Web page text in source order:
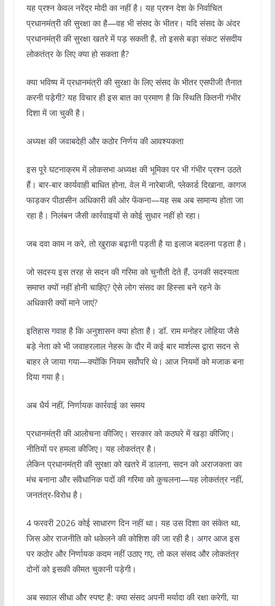
यह प्रश्न केवल नरेंद्र मोदी का नहीं है। यह प्रश्न देश के निर्वाचित
प्रधानमंत्री की सुरक्षा का है—वह भी संसद के भीतर। यदि संसद के अंदर
प्रधानमंत्री की सुरक्षा खतरे में पड़ सकती है, तो इससे बड़ा संकट संसदीय
लोकतंत्र के लिए क्या हो सकता है?
क्या भविष्य में प्रधानमंत्री की सुरक्षा के लिए संसद के भीतर एसपीजी तैनात
करनी पड़ेगी? यह विचार ही इस बात का प्रमाण है कि स्थिति कितनी गंभीर
दिशा में जा चुकी है।
अध्यक्ष की जवाबदेही और कठोर निर्णय की आवश्यकता
इस पूरे घटनाक्रम में लोकसभा अध्यक्ष की भूमिका पर भी गंभीर प्रश्न उठते
हैं। बार-बार कार्यवाही बाधित होना, वेल में नारेबाजी, प्लेकार्ड दिखाना, कागज
फाड़कर पीठासीन अधिकारी की ओर फेंकना—यह सब अब सामान्य होता जा
रहा है। निलंबन जैसी कार्रवाइयों से कोई सुधार नहीं हो रहा।
जब दवा काम न करे, तो खुराक बढ़ानी पड़ती है या इलाज बदलना पड़ता है।
जो सदस्य इस तरह से सदन की गरिमा को चुनौती देते हैं, उनकी सदस्यता
समाप्त क्यों नहीं होनी चाहिए? ऐसे लोग संसद का हिस्सा बने रहने के
अधिकारी क्यों माने जाएं?
इतिहास गवाह है कि अनुशासन क्या होता है। डॉ. राम मनोहर लोहिया जैसे
बड़े नेता को भी जवाहरलाल नेहरू के दौर में कई बार मार्शल्स द्वारा सदन से
बाहर ले जाया गया—क्योंकि नियम सर्वोपरि थे। आज नियमों को मजाक बना
दिया गया है।
अब धैर्य नहीं, निर्णायक कार्रवाई का समय
प्रधानमंत्री की आलोचना कीजिए। सरकार को कठघरे में खड़ा कीजिए।
नीतियों पर हमला कीजिए। यह लोकतंत्र है।
लेकिन प्रधानमंत्री की सुरक्षा को खतरे में डालना, सदन को अराजकता का
मंच बनाना और संवैधानिक पदों की गरिमा को कुचलना—यह लोकतंत्र नहीं,
जनतंत्र-विरोध है।
4 फरवरी 2026 कोई साधारण दिन नहीं था। यह उस दिशा का संकेत था,
जिस ओर राजनीति को धकेलने की कोशिश की जा रही है। अगर आज इस
पर कठोर और निर्णायक कदम नहीं उठाए गए, तो कल संसद और लोकतंत्र
दोनों को इसकी कीमत चुकानी पड़ेगी।
अब सवाल सीधा और स्पष्ट है: क्या संसद अपनी मर्यादा की रक्षा करेगी, या